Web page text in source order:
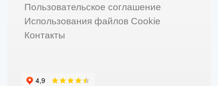
Пользовательское соглашение
Использования файлов Cookie
Контакты